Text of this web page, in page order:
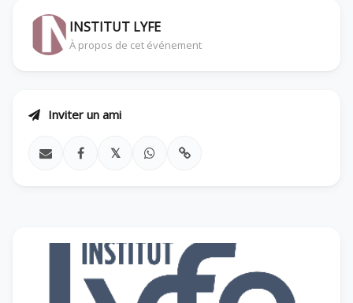
INSTITUT LYFE
À propos de cet événement
Inviter un ami
𝕏